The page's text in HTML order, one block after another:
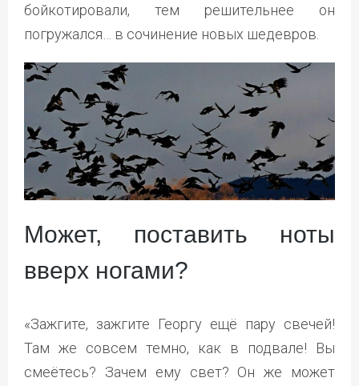
бойкотировали, тем решительнее он
погружался… в сочинение новых шедевров.
Может, поставить ноты
вверх ногами?
«Зажгите, зажгите Георгу ещё пару свечей!
Там же совсем темно, как в подвале! Вы
смеётесь? Зачем ему свет? Он же может